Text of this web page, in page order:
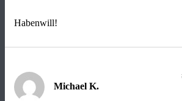
Habenwill!
Michael K.